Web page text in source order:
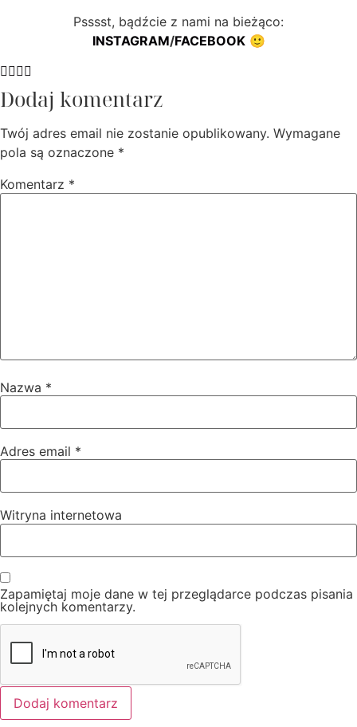
Psssst, bądźcie z nami na bieżąco:
INSTAGRAM/FACEBOOK🙂
Dodaj komentarz
Twój adres email nie zostanie opublikowany. Wymagane
pola są oznaczone *
Komentarz *
Nazwa *
Adres email *
Witryna internetowa
Zapamiętaj moje dane w tej przeglądarce podczas pisania
kolejnych komentarzy.